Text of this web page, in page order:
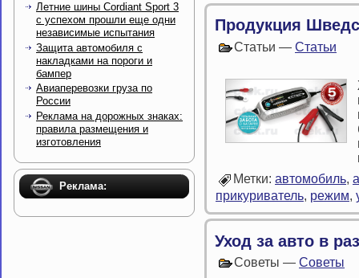
Летние шины Cordiant Sport 3
с успехом прошли еще одни
независимые испытания
Защита автомобиля с
накладками на пороги и
бампер
Авиаперевозки груза по
России
Реклама на дорожных знаках:
правила размещения и
изготовления
Реклама:
Продукция
Статьи — Статьи
Метки: автомобиль,
прикуриватель, режим,
Уход за авто в
Советы — Советы